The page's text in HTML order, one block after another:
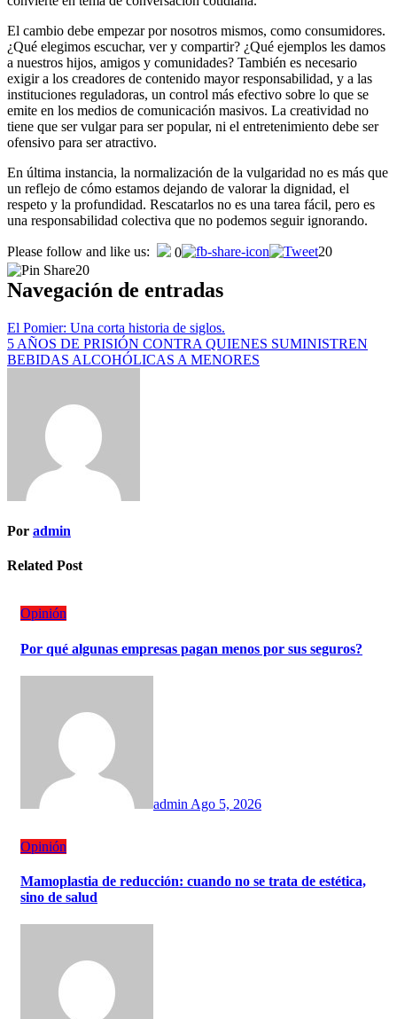
El cambio debe empezar por nosotros mismos, como consumidores.
¿Qué elegimos escuchar, ver y compartir? ¿Qué ejemplos les damos
a nuestros hijos, amigos y comunidades? También es necesario
exigir a los creadores de contenido mayor responsabilidad, y a las
instituciones reguladoras, un control más efectivo sobre lo que se
emite en los medios de comunicación masivos. La creatividad no
tiene que ser vulgar para ser popular, ni el entretenimiento debe ser
ofensivo para ser atractivo.
En última instancia, la normalización de la vulgaridad no es más que
un reflejo de cómo estamos dejando de valorar la dignidad, el
respeto y la profundidad. Rescatarlos no es una tarea fácil, pero es
una responsabilidad colectiva que no podemos seguir ignorando.
Please follow and like us: 0
20
20
Navegación de entradas
El Pomier: Una corta historia de siglos.
5 AÑOS DE PRISIÓN CONTRA QUIENES SUMINISTREN
BEBIDAS ALCOHÓLICAS A MENORES
Por admin
Related Post
Opinión
Por qué algunas empresas pagan menos por sus seguros?
admin Ago 5, 2026
Opinión
Mamoplastia de reducción: cuando no se trata de estética,
sino de salud